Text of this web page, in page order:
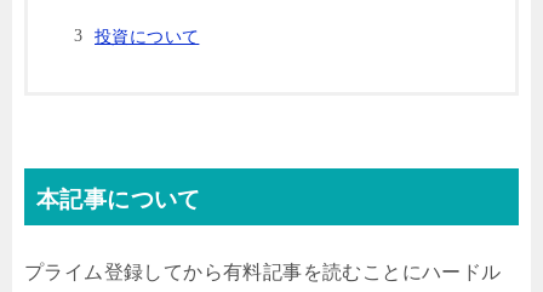
投資について
本記事について
プライム登録してから有料記事を読むことにハードル